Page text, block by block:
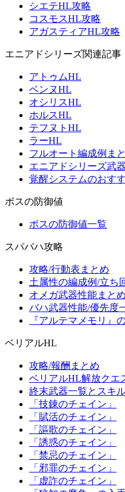
シエテHL攻略
コスモスHL攻略
アガスティアHL攻略
エニアドシリーズ関連記事
アトゥムHL
ベンヌHL
オシリスHL
ホルスHL
テフヌトHL
ラーHL
フルオート編成例ま
エニアドシリーズ武
覚醒システムのおす
ボスの防御値
ボスの防御値一覧
スパバハ攻略
攻略/行動表まとめ
土属性の編成例/立ち
オメガ武器性能まとめ
バハ武器性能/優先度
『アルテマメモリ』
ベリアルHL
攻略/報酬まとめ
ベリアルHL解放クエ
終末武器一覧とスキ
「技錬のチェイン」
「賦活のチェイン」
「謳歌のチェイン」
「誘惑のチェイン」
「禁忌のチェイン」
「邪罪のチェイン」
「虚詐のチェイン」